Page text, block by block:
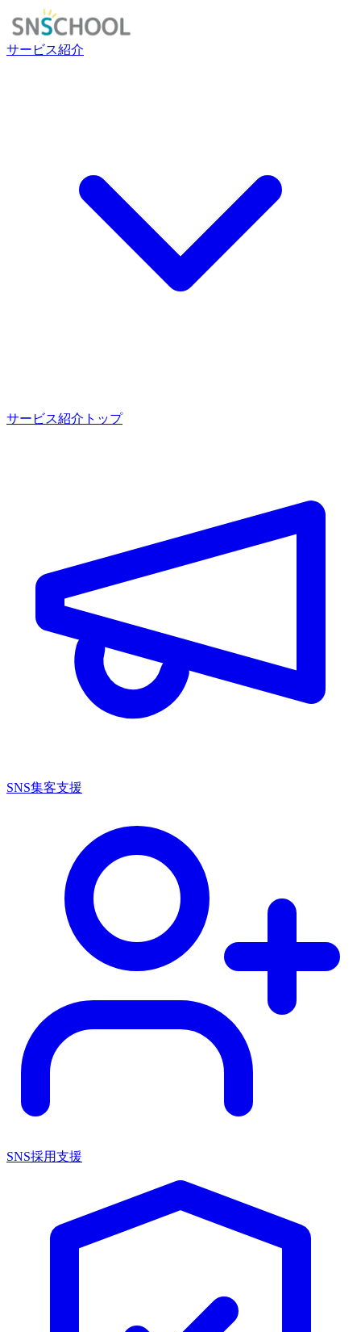
サービス紹介
サービス紹介トップ
SNS集客支援
SNS採用支援